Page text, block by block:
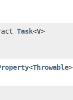
Task<V>
<Throwable>